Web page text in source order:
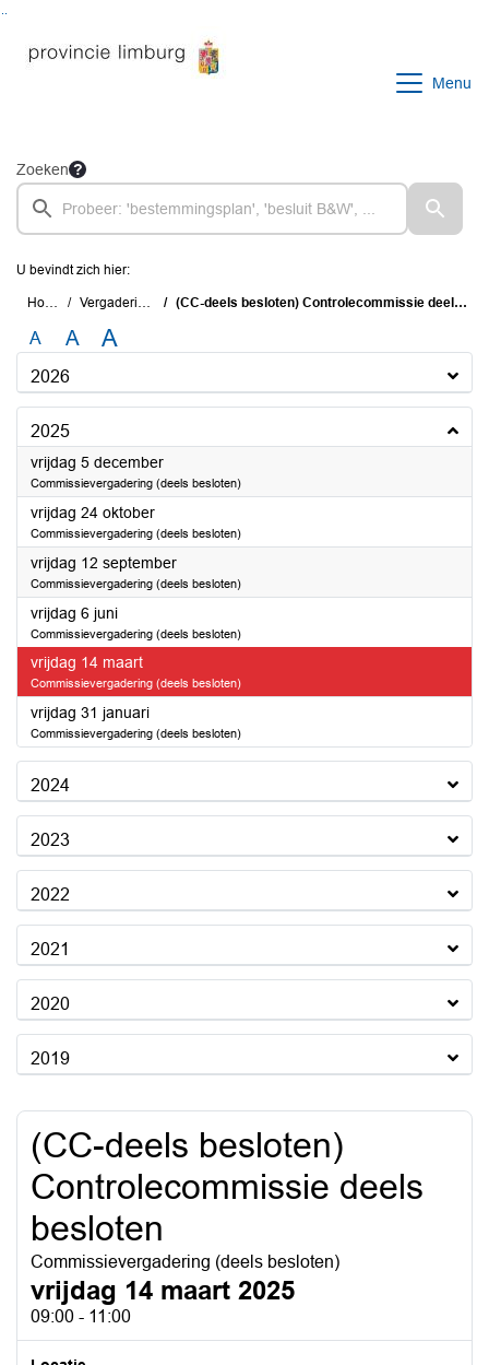
Menu
Zoeken
U bevindt zich hier:
Home Vergaderingen (CC-deels besloten) Controlecommissie deels besloten
A A A
2026
2025
vrijdag 5 december2025
Commissievergadering (deels besloten)
vrijdag 24 oktober2025
Commissievergadering (deels besloten)
vrijdag 12 september2025
Commissievergadering (deels besloten)
vrijdag 6 juni2025
Commissievergadering (deels besloten)
vrijdag 14 maart2025
Commissievergadering (deels besloten)
vrijdag 31 januari2025
Commissievergadering (deels besloten)
2024
2023
2022
2021
2020
2019
(CC-deels besloten)
Controlecommissie deels
besloten
Commissievergadering (deels besloten)
vrijdag 14 maart 2025
09:00 - 11:00